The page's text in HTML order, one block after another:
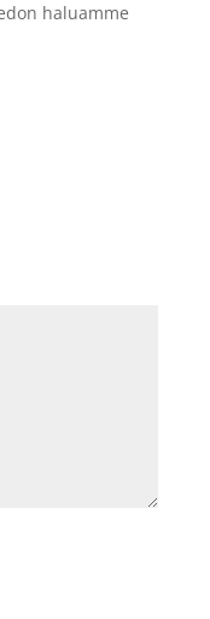
haluamme